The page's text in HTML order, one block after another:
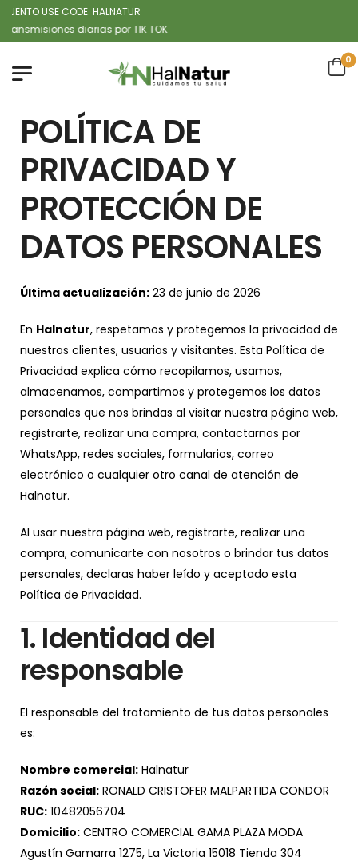
USE CODE: HALNATUR
diarias por TIK TOK
0
POLÍTICA DE
PRIVACIDAD Y
PROTECCIÓN DE
DATOS PERSONALES
Última actualización: 23 de junio de 2026
En Halnatur, respetamos y protegemos la privacidad de
nuestros clientes, usuarios y visitantes. Esta Política de
Privacidad explica cómo recopilamos, usamos,
almacenamos, compartimos y protegemos los datos
personales que nos brindas al visitar nuestra página web,
registrarte, realizar una compra, contactarnos por
WhatsApp, redes sociales, formularios, correo
electrónico o cualquier otro canal de atención de
Halnatur.
Al usar nuestra página web, registrarte, realizar una
compra, comunicarte con nosotros o brindar tus datos
personales, declaras haber leído y aceptado esta
Política de Privacidad.
1. Identidad del
responsable
El responsable del tratamiento de tus datos personales
es:
Nombre comercial: Halnatur
Razón social: RONALD CRISTOFER MALPARTIDA CONDOR
RUC: 10482056704
Domicilio: CENTRO COMERCIAL GAMA PLAZA MODA
Agustín Gamarra 1275, La Victoria 15018 Tienda 304